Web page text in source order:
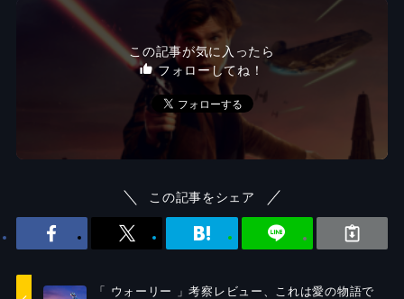
この記事が気に入ったら
フォローしてね！
この記事をシェア
「 ウォーリー 」考察レビュー、これは愛の物語で